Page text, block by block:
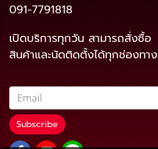
091-7791818
เปิดบริการทุกวัน สามารถสั่งซื้อ
สินค้าและนัดติดตั้งได้ทุกช่องทาง
Subscribe